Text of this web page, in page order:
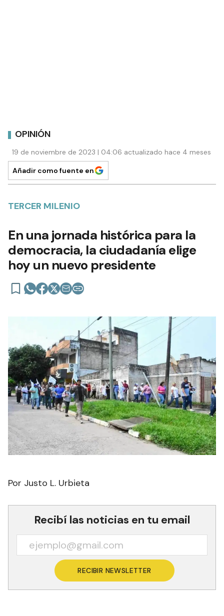
OPINIÓN
19 de noviembre de 2023 | 04:06 actualizado hace 4 meses
Añadir como fuente en
TERCER MILENIO
En una jornada histórica para la
democracia, la ciudadanía elige
hoy un nuevo presidente
Por Justo L. Urbieta
Recibí las noticias en tu email
RECIBIR NEWSLETTER